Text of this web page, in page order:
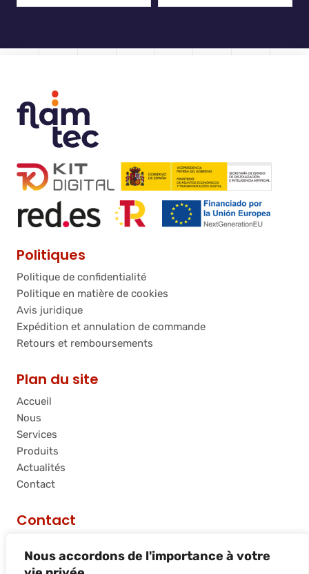
Nous accordons de l'importance à votre
Politiques
Politique de confidentialité
Politique en matière de cookies
Avis juridique
Expédition et annulation de commande
Retours et remboursements
Plan du site
Accueil
Nous
Services
Produits
Actualités
Contact
Contact
Andreu de la Barca, Barcelona